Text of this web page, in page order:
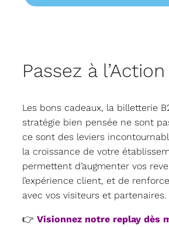
Passez à l’Action
Les bons cadeaux, la billetterie
stratégie bien pensée ne sont
ce sont des leviers
la croissance de votre
permettent d’augmenter vos
l’expérience client, et de
avec vos visiteurs et partenaires.
👉 Visionnez notre replay dès